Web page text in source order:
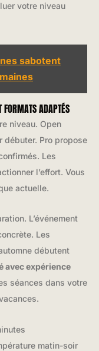
votre niveau
sabotent
ADAPTÉS
niveau. Open
Pro propose
Les
l’effort. Vous
actuelle.
L’événement
Les
débutent
avec expérience
séances dans votre
matin-soir